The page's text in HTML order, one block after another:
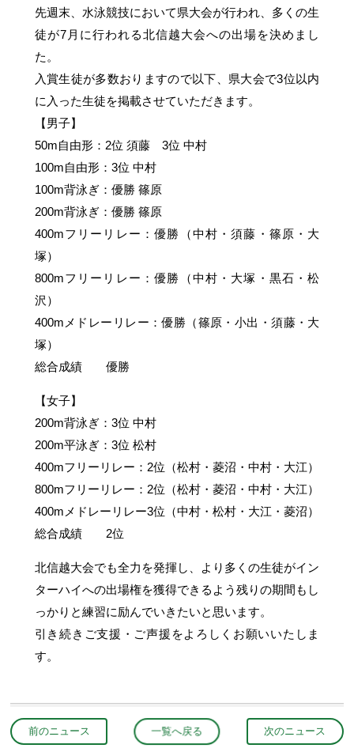
先週末、水泳競技において県大会が行われ、多くの生
徒が7月に行われる北信越大会への出場を決めまし
た。
入賞生徒が多数おりますので以下、県大会で3位以内
に入った生徒を掲載させていただきます。
【男子】
50m自由形：2位 須藤 3位 中村
100m自由形：3位 中村
100m背泳ぎ：優勝 篠原
200m背泳ぎ：優勝 篠原
400mフリーリレー：優勝（中村・須藤・篠原・大
塚）
800mフリーリレー：優勝（中村・大塚・黒石・松
沢）
400mメドレーリレー：優勝（篠原・小出・須藤・大
塚）
総合成績 優勝
【女子】
200m背泳ぎ：3位 中村
200m平泳ぎ：3位 松村
400mフリーリレー：2位（松村・菱沼・中村・大江）
800mフリーリレー：2位（松村・菱沼・中村・大江）
400mメドレーリレー3位（中村・松村・大江・菱沼）
総合成績 2位
北信越大会でも全力を発揮し、より多くの生徒がイン
ターハイへの出場権を獲得できるよう残りの期間もし
っかりと練習に励んでいきたいと思います。
引き続きご支援・ご声援をよろしくお願いいたしま
す。
前のニュース 一覧へ戻る 次のニュース